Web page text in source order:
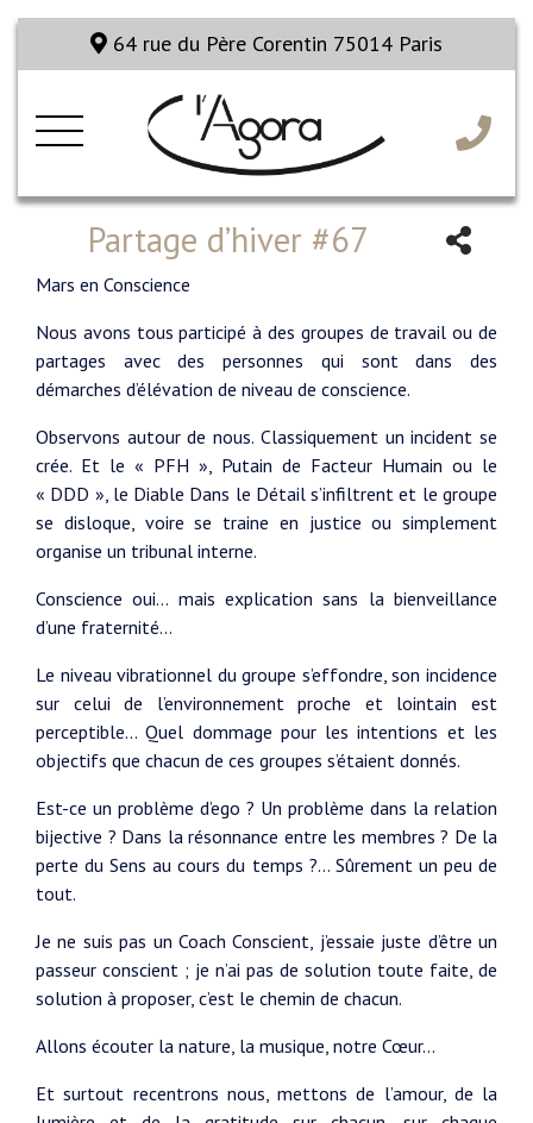
64 rue du Père Corentin 75014 Paris
Partage d’hiver #67
Mars en Conscience
Nous avons tous participé à des groupes de travail ou de
partages avec des personnes qui sont dans des
démarches d’élévation de niveau de conscience.
Observons autour de nous. Classiquement un incident se
crée. Et le « PFH », Putain de Facteur Humain ou le
« DDD », le Diable Dans le Détail s’infiltrent et le groupe
se disloque, voire se traine en justice ou simplement
organise un tribunal interne.
Conscience oui… mais explication sans la bienveillance
d’une fraternité…
Le niveau vibrationnel du groupe s’effondre, son incidence
sur celui de l’environnement proche et lointain est
perceptible... Quel dommage pour les intentions et les
objectifs que chacun de ces groupes s’étaient donnés.
Est-ce un problème d’ego ? Un problème dans la relation
bijective ? Dans la résonnance entre les membres ? De la
perte du Sens au cours du temps ?... Sûrement un peu de
tout.
Je ne suis pas un Coach Conscient, j’essaie juste d’être un
passeur conscient ; je n’ai pas de solution toute faite, de
solution à proposer, c’est le chemin de chacun.
Allons écouter la nature, la musique, notre Cœur…
Et surtout recentrons nous, mettons de l’amour, de la